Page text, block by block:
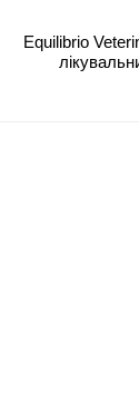
Equilibrio